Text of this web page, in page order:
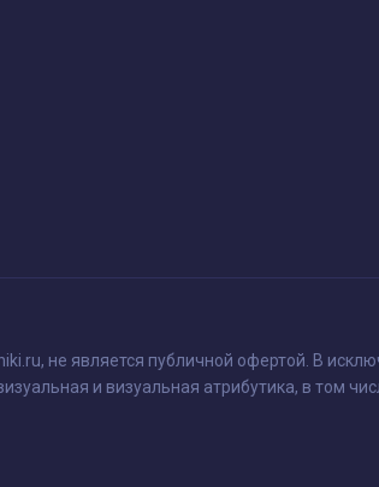
не является публичной офертой. В
и визуальная атрибутика, в том